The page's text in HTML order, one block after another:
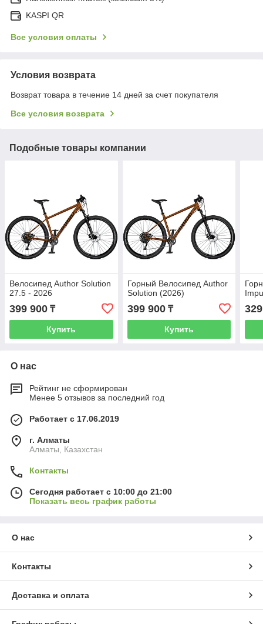
KASPI QR
Все условия оплаты
Условия возврата
Возврат товара в течение 14 дней за счет покупателя
Все условия возврата
Подобные товары компании
Велосипед Author Solution
27.5 - 2026
399 900 ₸
Купить
Горный Велосипед Author
Solution (2026)
399 900₸
Купить
О нас
Рейтинг не сформирован
Менее 5 отзывов за последний год
Работает с 17.06.2019
г. Алматы
Алматы, Казахстан
Контакты
Сегодня работает с 10:00 до 21:00
Показать весь график работы
О нас
Контакты
Доставка и оплата